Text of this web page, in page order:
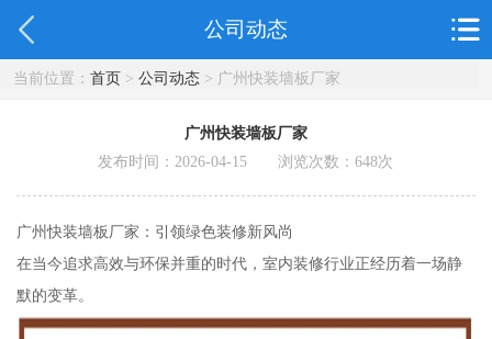
公司动态
当前位置： 首页> 公司动态> 广州快装墙板厂家
广州快装墙板厂家
发布时间：2026-04-15 浏览次数：648次
广州快装墙板厂家：引领绿色装修新风尚
在当今追求高效与环保并重的时代，室内装修行业正经历着一场静
默的变革。